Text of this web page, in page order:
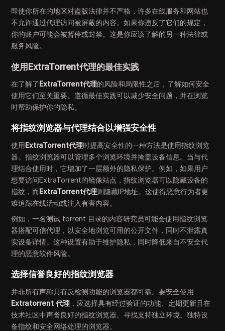
即使你所在的地区对盗版法律并不严格，许多在线服务和网站也
不允许通过代理访问被屏蔽的内容。如果你违反了它们的规定，
你的账户可能会被暂停或封禁。这是你应该了解的另一种法律或
服务风险。
使用ExtraTorrent代理的最佳实践
在了解了ExtraTorrent代理的风险和局限性之后，了解如何安全
使用它们至关重要。遵循最佳实践可以减少安全问题，并在浏览
时帮助保护你的隐私。
将指纹浏览器与代理结合以增强安全性
使用ExtraTorrent代理时提高安全性的一种方法是使用指纹浏览
器。指纹浏览器可以管理多个浏览环境并掩盖设备信息。当与代
理结合使用时，它增加了一层额外的隐私保护。例如，如果用户
想要访问ExtraTorrent的镜像站点，指纹浏览器可以隐藏设备的
指纹，而ExtraTorrent代理则隐藏IP地址。这使得恶意行为者更
难追踪在线活动或注入有害内容。
例如，一名测试 torrent 目录的内容研究员可能会使用指纹浏览
器搭配可信代理，以安全地浏览可用的公开文件，同时不泄露真
实设备详情。这种设置有助于维护隐私，同时降低来自不安全代
理的恶意软件风险。
选择信誉良好的指纹浏览器
并非所有声称具有反检测功能的浏览器都可靠。要安全使用
Extratorrent 代理 ，应选择具有经过验证的功能、定期更新且在
技术社区中声誉良好的指纹浏览器。寻找支持独立环境、独特设
备指纹和安全网络处理的浏览器。